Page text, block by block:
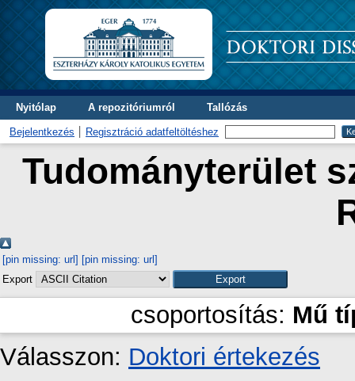
Nyitólap A repozitóriumról Tallózás
Bejelentkezés Regisztráció adatfeltöltéshez
Tudományterület
[pin missing: url] [pin missing: url]
Export
csoportosítás: Mű
Válasszon: Doktori értekezés